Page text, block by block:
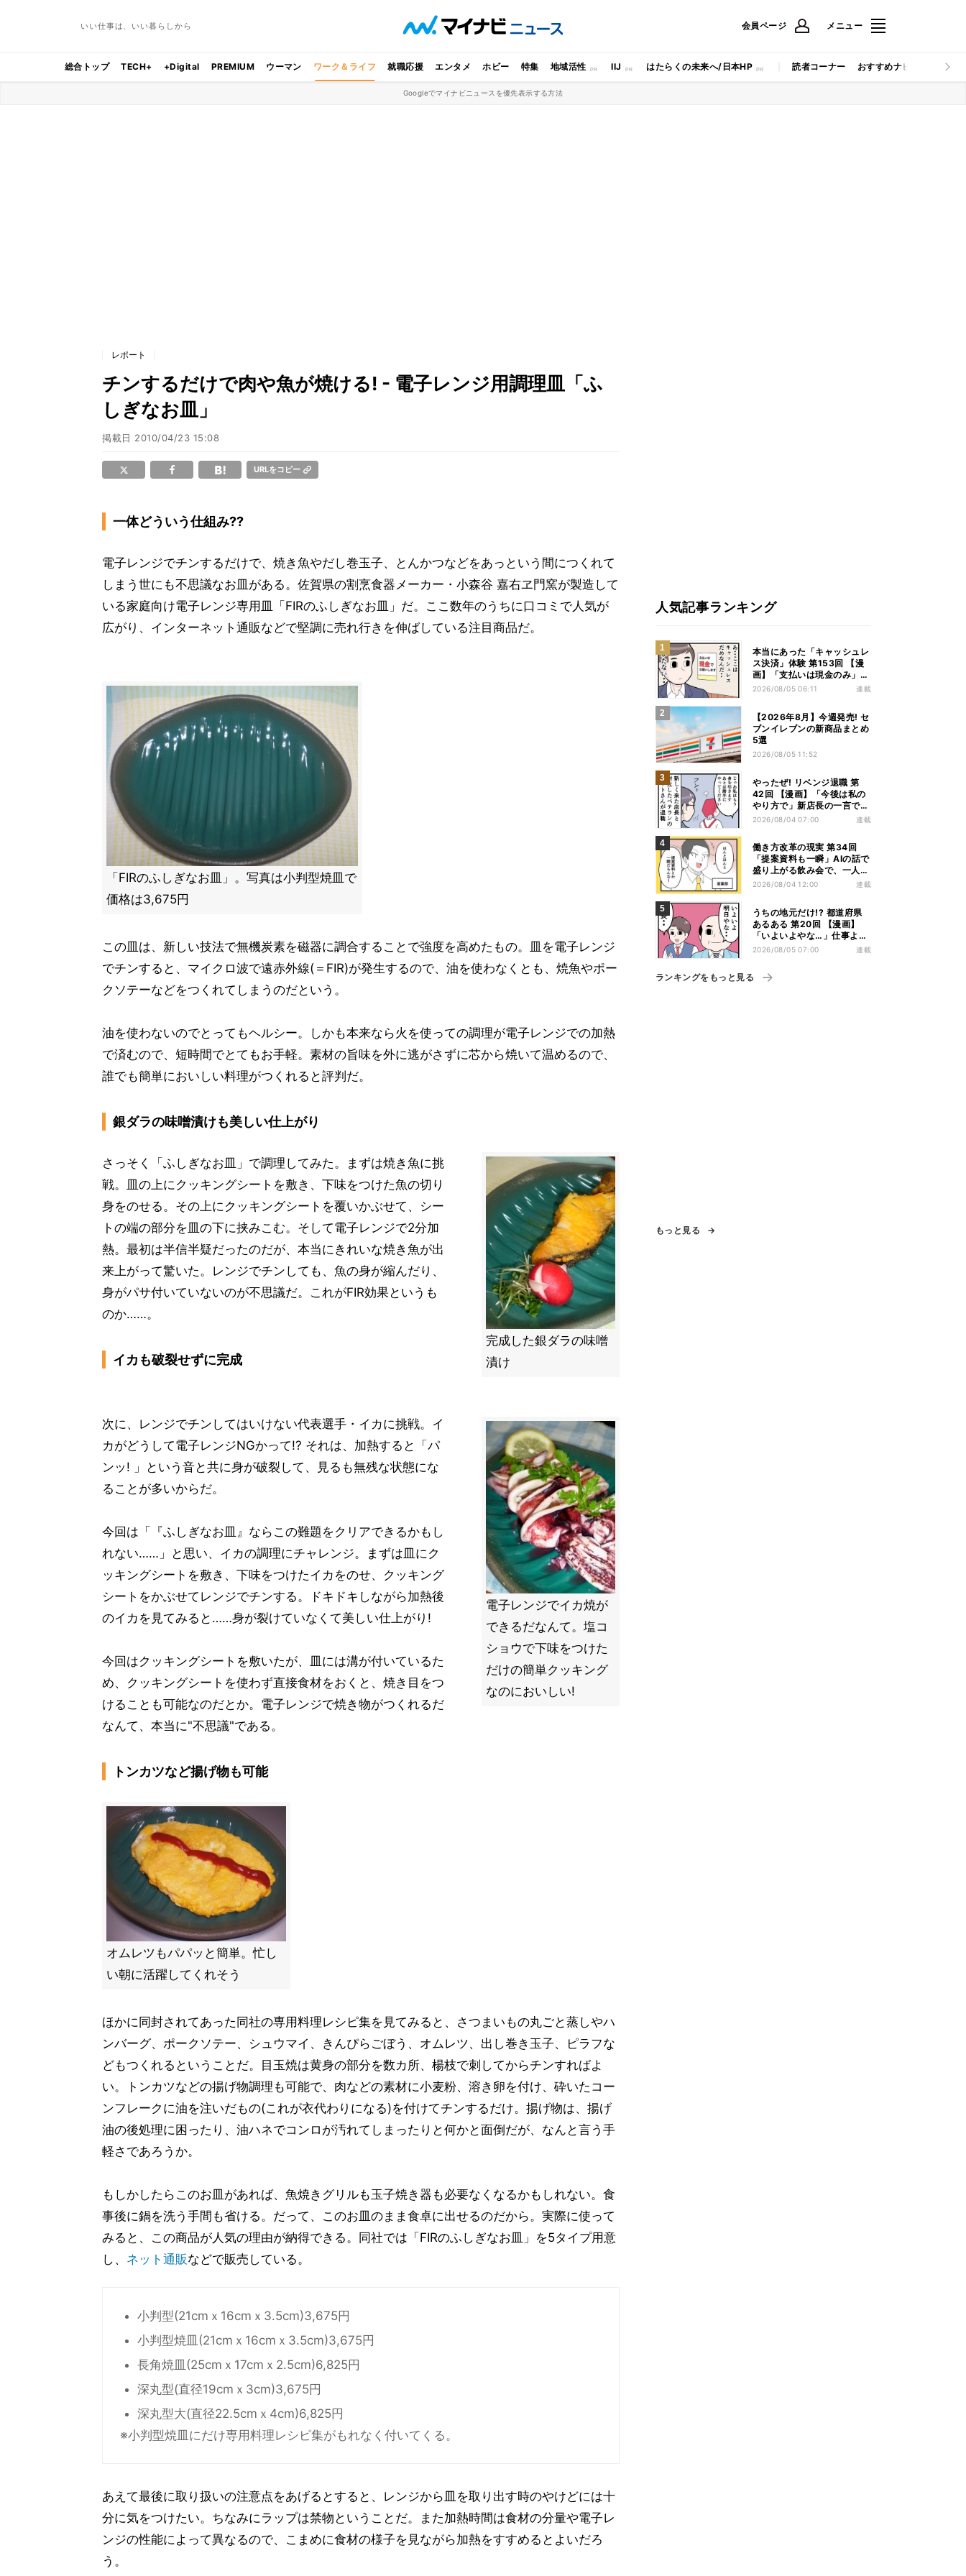
いい仕事は、いい暮らしから 会員ページ メニュー
総合トップ TECH+ +Digital PREMIUM ウーマン ワーク＆ライフ 就職応援 エンタメ ホビー 特集 地域活性 IIJ はたらくの未来へ/日本HP 読者コーナー おすすめナビ マイナビ
Googleでマイナビニュースを優先表示する方法
レポート
チンするだけで肉や魚が焼ける! - 電子レンジ用調理皿「ふ
しぎなお皿」
掲載日 2010/04/23 15:08
URLをコピー
一体どういう仕組み??
電子レンジでチンするだけで、焼き魚やだし巻玉子、とんかつなどをあっという間につくれて
しまう世にも不思議なお皿がある。佐賀県の割烹食器メーカー・小森谷 嘉右ヱ門窯が製造して
いる家庭向け電子レンジ専用皿「FIRのふしぎなお皿」だ。ここ数年のうちに口コミで人気が
広がり、インターネット通販などで堅調に売れ行きを伸ばしている注目商品だ。
「FIRのふしぎなお皿」。写真は小判型焼皿で
価格は3,675円
この皿は、新しい技法で無機炭素を磁器に調合することで強度を高めたもの。皿を電子レンジ
でチンすると、マイクロ波で遠赤外線(＝FIR)が発生するので、油を使わなくとも、焼魚やポー
クソテーなどをつくれてしまうのだという。
油を使わないのでとってもヘルシー。しかも本来なら火を使っての調理が電子レンジでの加熱
で済むので、短時間でとてもお手軽。素材の旨味を外に逃がさずに芯から焼いて温めるので、
誰でも簡単においしい料理がつくれると評判だ。
銀ダラの味噌漬けも美しい仕上がり
完成した銀ダラの味噌
漬け
さっそく「ふしぎなお皿」で調理してみた。まずは焼き魚に挑
戦。皿の上にクッキングシートを敷き、下味をつけた魚の切り
身をのせる。その上にクッキングシートを覆いかぶせて、シー
トの端の部分を皿の下に挟みこむ。そして電子レンジで2分加
熱。最初は半信半疑だったのだが、本当にきれいな焼き魚が出
来上がって驚いた。レンジでチンしても、魚の身が縮んだり、
身がパサ付いていないのが不思議だ。これがFIR効果というも
のか……。
イカも破裂せずに完成
電子レンジでイカ焼が
できるだなんて。塩コ
ショウで下味をつけた
だけの簡単クッキング
なのにおいしい!
次に、レンジでチンしてはいけない代表選手・イカに挑戦。イ
カがどうして電子レンジNGかって!? それは、加熱すると「パ
ンッ! 」という音と共に身が破裂して、見るも無残な状態にな
ることが多いからだ。
今回は「『ふしぎなお皿』ならこの難題をクリアできるかもし
れない……」と思い、イカの調理にチャレンジ。まずは皿にク
ッキングシートを敷き、下味をつけたイカをのせ、クッキング
シートをかぶせてレンジでチンする。ドキドキしながら加熱後
のイカを見てみると……身が裂けていなくて美しい仕上がり!
今回はクッキングシートを敷いたが、皿には溝が付いているた
め、クッキングシートを使わず直接食材をおくと、焼き目をつ
けることも可能なのだとか。電子レンジで焼き物がつくれるだ
なんて、本当に"不思議"である。
トンカツなど揚げ物も可能
オムレツもパパッと簡単。忙し
い朝に活躍してくれそう
ほかに同封されてあった同社の専用料理レシピ集を見てみると、さつまいもの丸ごと蒸しやハ
ンバーグ、ポークソテー、シュウマイ、きんぴらごぼう、オムレツ、出し巻き玉子、ピラフな
どもつくれるということだ。目玉焼は黄身の部分を数カ所、楊枝で刺してからチンすればよ
い。トンカツなどの揚げ物調理も可能で、肉などの素材に小麦粉、溶き卵を付け、砕いたコー
ンフレークに油を注いだもの(これが衣代わりになる)を付けてチンするだけ。揚げ物は、揚げ
油の後処理に困ったり、油ハネでコンロが汚れてしまったりと何かと面倒だが、なんと言う手
軽さであろうか。
もしかしたらこのお皿があれば、魚焼きグリルも玉子焼き器も必要なくなるかもしれない。食
事後に鍋を洗う手間も省ける。だって、このお皿のまま食卓に出せるのだから。実際に使って
みると、この商品が人気の理由が納得できる。同社では「FIRのふしぎなお皿」を5タイプ用意
し、 ネット通販などで販売している。
小判型(21cmｘ16cmｘ3.5cm)3,675円
小判型焼皿(21cmｘ16cmｘ3.5cm)3,675円
長角焼皿(25cmｘ17cmｘ2.5cm)6,825円
深丸型(直径19cmｘ3cm)3,675円
深丸型大(直径22.5cmｘ4cm)6,825円
※小判型焼皿にだけ専用料理レシピ集がもれなく付いてくる。
あえて最後に取り扱いの注意点をあげるとすると、レンジから皿を取り出す時のやけどには十
分に気をつけたい。ちなみにラップは禁物ということだ。また加熱時間は食材の分量や電子レ
ンジの性能によって異なるので、こまめに食材の様子を見ながら加熱をすすめるとよいだろ
う。
人気記事ランキング
本当にあった「キャッシュレ
ス決済」体験 第153回 【漫
画】「支払いは現金のみ」と
分かっていたのに……会計で
2026/08/05 06:11 連載
【2026年8月】今週発売! セ
ブンイレブンの新商品まとめ
5選
2026/08/05 11:52
やったぜ! リベンジ退職 第
42回 【漫画】「今後は私の
やり方で」新店長の一言でベ
テラン退職→崩壊した現場
2026/08/04 07:00 連載
働き方改革の現実 第34回
「提案資料も一瞬」AIの話で
盛り上がる飲み会で、一人だ
け笑えなかった理由
2026/08/04 12:00 連載
うちの地元だけ!? 都道府県
あるある 第20回 【漫画】
「いよいよやな…」仕事より
優先は当然!? 兵庫県民の“祭
2026/08/05 07:00 連載
ランキングをもっと見る
もっと見る